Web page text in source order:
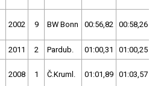
2002 9 BW Bonn 00:56,82 00:58,26
2011 2 Pardub. 01:00,31 01:00,25
2008 1 Č.Kruml. 01:01,89 01:03,57